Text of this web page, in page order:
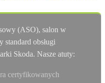
(ASO), salon w
obsługi
Skoda. Nasze atuty:
certyfikowanych